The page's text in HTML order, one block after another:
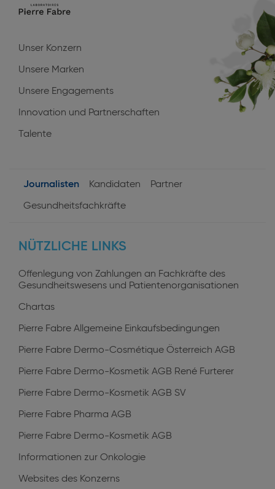
navigation
Unser Konzern
Unsere Marken
Unsere Engagements
Innovation und Partnerschaften
Talente
User
Journalisten Kandidaten Partner
Gesundheitsfachkräfte
NÜTZLICHE LINKS
Offenlegung von Zahlungen an Fachkräfte des
Gesundheitswesens und Patientenorganisationen
Chartas
Pierre Fabre Allgemeine Einkaufsbedingungen
Pierre Fabre Dermo-Cosmétique Österreich AGB
Pierre Fabre Dermo-Kosmetik AGB René Furterer
Pierre Fabre Dermo-Kosmetik AGB SV
Pierre Fabre Pharma AGB
Pierre Fabre Dermo-Kosmetik AGB
Informationen zur Onkologie
Websites des Konzerns